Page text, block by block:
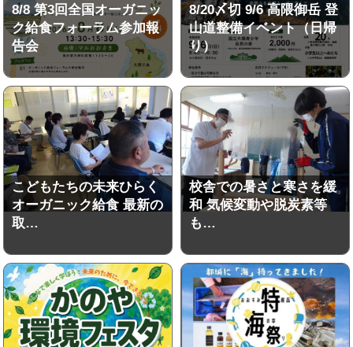
8/8 第3回全国オーガニッ
ク給食フォーラム参加報
告会
8/20〆切 9/6 高隈御岳 登
山道整備イベント（日帰
り）
こどもたちの未来ひらく
オーガニック給食 最新の
取…
校舎での暑さと寒さを緩
和 気候変動や脱炭素等
も…